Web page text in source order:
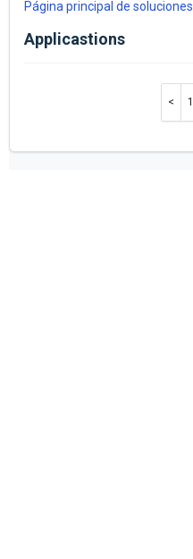
Página principal de soluciones
Applicastions
1